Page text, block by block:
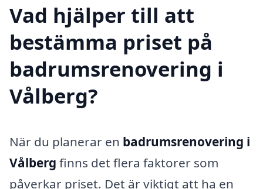
Vad hjälper till att
bestämma priset på
badrumsrenovering i
Vålberg?
När du planerar en badrumsrenovering i
Vålberg finns det flera faktorer som
påverkar priset. Det är viktigt att ha en